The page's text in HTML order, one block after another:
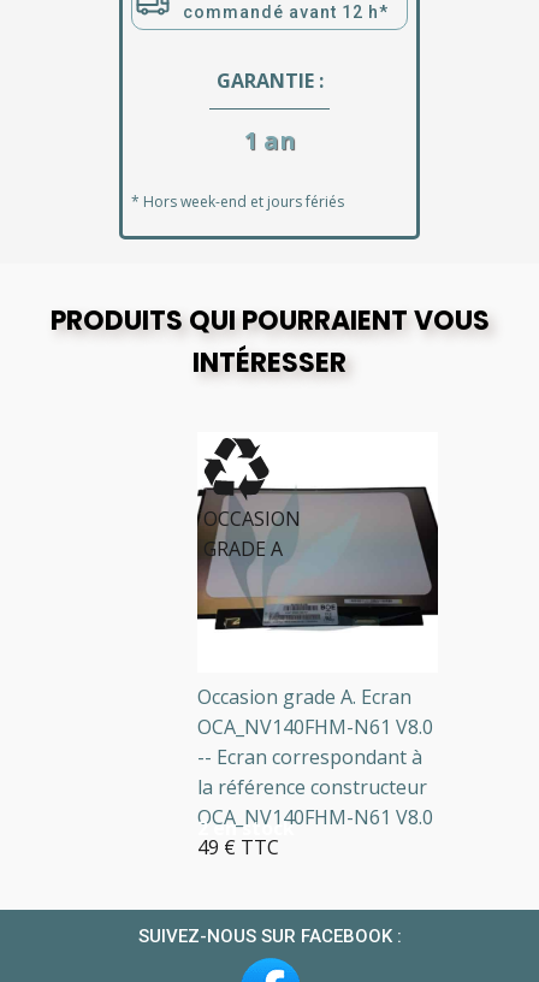
commandé avant 12 h*
GARANTIE :
1 an
* Hors week-end et jours fériés
PRODUITS QUI POURRAIENT VOUS
INTÉRESSER
OCCASION
GRADE A
2 en stock
Occasion grade A. Ecran
OCA_NV140FHM-N61 V8.0
-- Ecran correspondant à
la référence constructeur
OCA_NV140FHM-N61 V8.0
49 € TTC
SUIVEZ-NOUS SUR FACEBOOK :